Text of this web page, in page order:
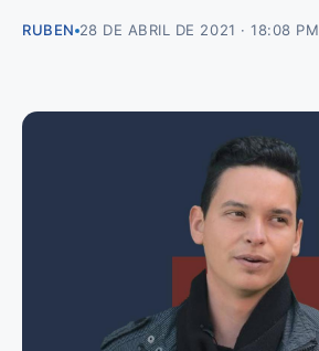
RUBEN 28 DE ABRIL DE 2021 · 18:08 PM